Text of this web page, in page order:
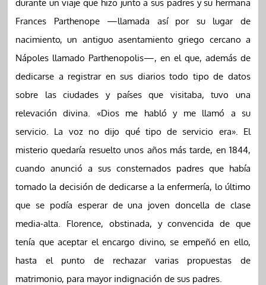
durante un viaje que hizo junto a sus padres y su hermana
Frances Parthenope —llamada así por su lugar de
nacimiento, un antiguo asentamiento griego cercano a
Nápoles llamado Parthenopolis—, en el que, además de
dedicarse a registrar en sus diarios todo tipo de datos
sobre las ciudades y países que visitaba, tuvo una
relevación divina. «Dios me habló y me llamó a su
servicio. La voz no dijo qué tipo de servicio era». El
misterio quedaría resuelto unos años más tarde, en 1844,
cuando anunció a sus consternados padres que había
tomado la decisión de dedicarse a la enfermería, lo último
que se podía esperar de una joven doncella de clase
media-alta. Florence, obstinada, y convencida de que
tenía que aceptar el encargo divino, se empeñó en ello,
hasta el punto de rechazar varias propuestas de
matrimonio, para mayor indignación de sus padres.